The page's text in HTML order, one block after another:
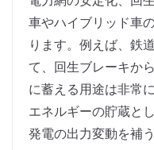
車やハイブリッド車
ります。例えば、鉄
て、回生ブレーキか
に蓄える用途は非常
エネルギーの貯蔵と
発電の出力変動を補